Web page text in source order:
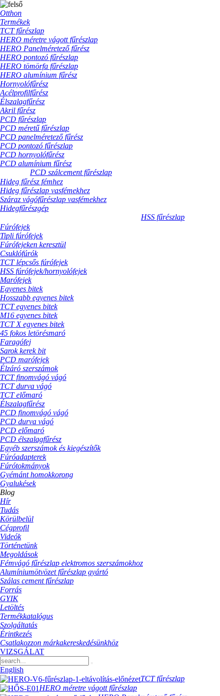
Otthon
Termékek
TCT fűrészlap
HERO méretre vágott fűrészlap
HERO Panelméretező fűrész
HERO pontozó fűrészlap
HERO tömörfa fűrészlap
HERO alumínium fűrész
Hornyolófűrész
Acélprofilfűrész
Élszalagfűrész
Akril fűrész
PCD fűrészlap
PCD méretű fűrészlap
PCD panelméretező fűrész
PCD pontozó fűrészlap
PCD hornyolófűrész
PCD alumínium fűrész
PCD szálcement fűrészlap
Hideg fűrész fémhez
Hideg fűrészlap vasfémekhez
Száraz vágófűrészlap vasfémekhez
Hidegfűrészgép
HSS fűrészlap
Fúrófejek
Tipli fúrófejek
Fúrófejeken keresztül
Csuklófúrók
TCT lépcsős fúrófejek
HSS fúrófejek/hornyolófejek
Marófejek
Egyenes bitek
Hosszabb egyenes bitek
TCT egyenes bitek
M16 egyenes bitek
TCT X egyenes bitek
45 fokos letörésmaró
Faragófej
Sarok kerek bit
PCD marófejek
Élzáró szerszámok
TCT finomvágó vágó
TCT durva vágó
TCT előmaró
Élszalagfűrész
PCD finomvágó vágó
PCD durva vágó
PCD előmaró
PCD élszalagfűrész
Egyéb szerszámok és kiegészítők
Fúróadapterek
Fúrótokmányok
Gyémánt homokkorong
Gyalukések
Blog
Hír
Tudás
Körülbelül
Cégprofil
Videók
Történetünk
Megoldások
Fémvágó fűrészlap elektromos szerszámokhoz
Alumíniumötvözet fűrészlap gyártó
Szálas cement fűrészlap
Forrás
GYIK
Letöltés
Termékkatalógus
Szolgáltatás
Érintkezés
Csatlakozzon márkakereskedésünkhöz
VIZSGÁLAT
English
TCT fűrészlap
HERO méretre vágott fűrészlap